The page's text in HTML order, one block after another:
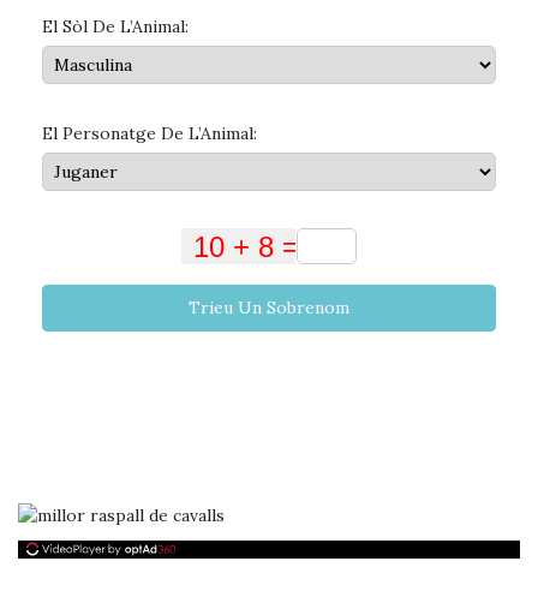
El Sòl De L’Animal:
El Personatge De L’Animal:
Trieu Un Sobrenom